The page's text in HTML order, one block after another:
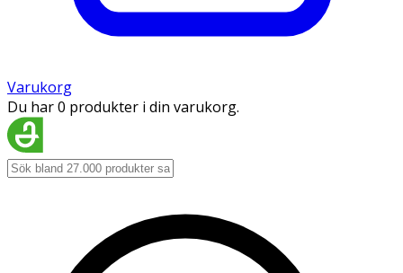
Varukorg
Du har 0 produkter i din varukorg.